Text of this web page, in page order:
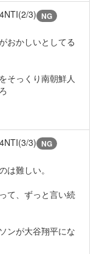
3) NG
おかしいとしてる
そっくり南朝鮮人
3) NG
は難しい。
て、ずっと言い続
ンが大谷翔平にな